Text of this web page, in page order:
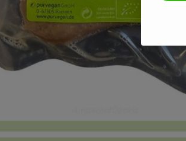
zum Braten oder Grillen